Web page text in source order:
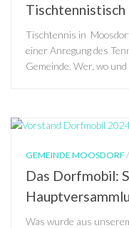
Tischtennis in
einer Anregung des
Gemeinde. Wer, wo
GEMEINDE MOOSDORF
Das Dorfmobil:
Was wurde aus